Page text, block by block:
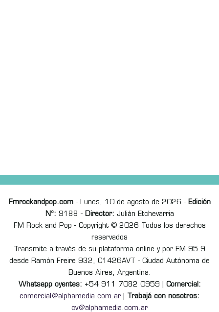
Fmrockandpop.com- Lunes, 10 de agosto de 2026 - Edición
Nº: 9188 - Director: Julián Etchevarria
FM Rock and Pop - Copyright © 2026 Todos los derechos
reservados
Transmite a través de su plataforma online y por FM 95.9
desde Ramón Freire 932, C1426AVT - Ciudad Autónoma de
Buenos Aires, Argentina.
Whatsapp oyentes: +54 911 7082 0959 | Comercial:
comercial@alphamedia.com.ar
Trabajá con nosotros:
cv@alphamedia.com.ar